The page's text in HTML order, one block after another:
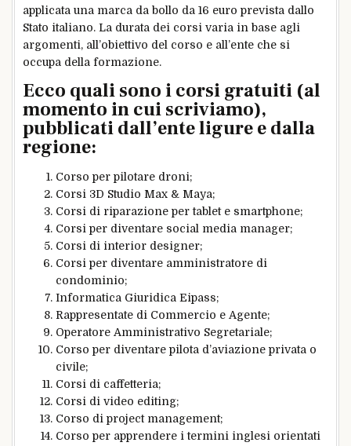
applicata una marca da bollo da 16 euro prevista dallo
Stato italiano. La durata dei corsi varia in base agli
argomenti, all’obiettivo del corso e all’ente che si
occupa della formazione.
Ecco quali sono i corsi gratuiti (al
momento in cui scriviamo),
pubblicati dall’ente ligure e dalla
regione:
Corso per pilotare droni;
Corsi 3D Studio Max & Maya;
Corsi di riparazione per tablet e smartphone;
Corsi per diventare social media manager;
Corsi di interior designer;
Corsi per diventare amministratore di
condominio;
Informatica Giuridica Eipass;
Rappresentate di Commercio e Agente;
Operatore Amministrativo Segretariale;
Corso per diventare pilota d’aviazione privata o
civile;
Corsi di caffetteria;
Corsi di video editing;
Corso di project management;
Corso per apprendere i termini inglesi orientati